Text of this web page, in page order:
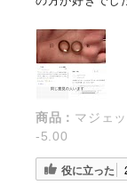
商品： マジェ
-5.00
役に立った